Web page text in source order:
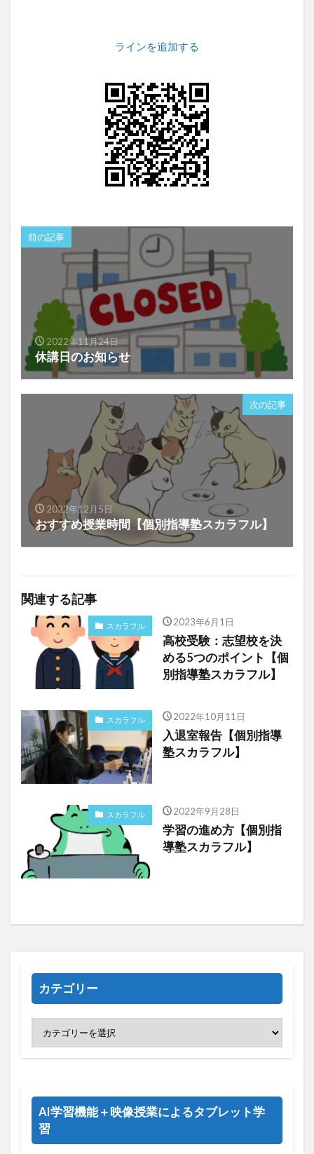
ラインを追加する
前の記事
2022年11月24日
休講日のお知らせ
次の記事
2022年12月5日
おすすめ授業時間【個別指導塾スカラフル】
関連する記事
スカラフル 2023年6月1日
高校受験：志望校を決
める5つのポイント【個
別指導塾スカラフル】
スカラフル 2022年10月11日
入退室報告【個別指導
塾スカラフル】
スカラフル 2022年9月28日
学習の進め方【個別指
導塾スカラフル】
カテゴリー
AI学習機能＋映像授業によるタブレット学
習